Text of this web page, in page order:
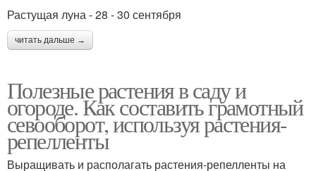
Растущая луна - 28 - 30 сентября
читать дальше →
Полезные растения в саду и
огороде. Как составить грамотный
севооборот, используя растения-
репелленты
Выращивать и располагать растения-репелленты на